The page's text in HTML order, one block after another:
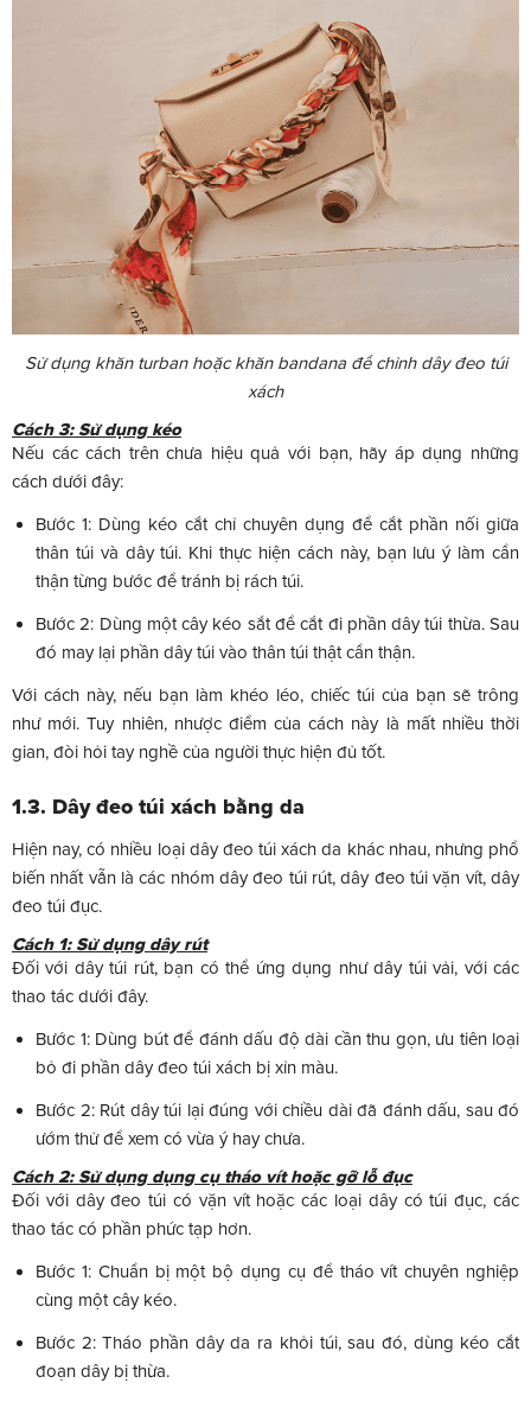
Sử dụng khăn turban hoặc khăn bandana để chỉnh dây đeo túi
xách
Cách 3: Sử dụng kéo
Nếu các cách trên chưa hiệu quả với bạn, hãy áp dụng những
cách dưới đây:
Bước 1: Dùng kéo cắt chỉ chuyên dụng để cắt phần nối giữa
thân túi và dây túi. Khi thực hiện cách này, bạn lưu ý làm cẩn
thận từng bước để tránh bị rách túi.
Bước 2: Dùng một cây kéo sắt để cắt đi phần dây túi thừa. Sau
đó may lại phần dây túi vào thân túi thật cẩn thận.
Với cách này, nếu bạn làm khéo léo, chiếc túi của bạn sẽ trông
như mới. Tuy nhiên, nhược điểm của cách này là mất nhiều thời
gian, đòi hỏi tay nghề của người thực hiện đủ tốt.
1.3. Dây đeo túi xách bằng da
Hiện nay, có nhiều loại dây đeo túi xách da khác nhau, nhưng phổ
biến nhất vẫn là các nhóm dây đeo túi rút, dây đeo túi vặn vít, dây
đeo túi đục.
Cách 1: Sử dụng dây rút
Đối với dây túi rút, bạn có thể ứng dụng như dây túi vải, với các
thao tác dưới đây.
Bước 1: Dùng bút để đánh dấu độ dài cần thu gọn, ưu tiên loại
bỏ đi phần dây đeo túi xách bị xỉn màu.
Bước 2: Rút dây túi lại đúng với chiều dài đã đánh dấu, sau đó
ướm thử để xem có vừa ý hay chưa.
Cách 2: Sử dụng dụng cụ tháo vít hoặc gỡ lỗ đục
Đối với dây đeo túi có vặn vít hoặc các loại dây có túi đục, các
thao tác có phần phức tạp hơn.
Bước 1: Chuẩn bị một bộ dụng cụ để tháo vít chuyên nghiệp
cùng một cây kéo.
Bước 2: Tháo phần dây da ra khỏi túi, sau đó, dùng kéo cắt
đoạn dây bị thừa.